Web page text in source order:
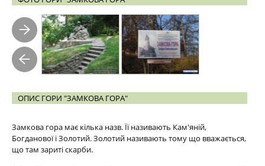
ОПИС ГОРИ "ЗАМКОВА ГОРА"
Замкова гора має кілька назв. Її називають Кам'яній,
Богданової і Золотий. Золотий називають тому що вважається,
що там зариті скарби.